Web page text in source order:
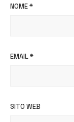
NOME*
EMAIL*
SITO WEB